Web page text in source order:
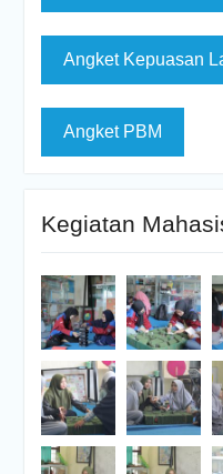
Angket Kepuasan
Angket PBM
Kegiatan